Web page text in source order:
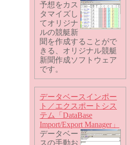
予想をカス
タマイズし
てオリジナ
ルの競艇新
聞を作成することがで
きる、オリジナル競艇
新聞作成ソフトウェア
です。
データベースインポー
ト／エクスポートシス
テム「DataBase
Import/Export Manager」
データベー
スの手動お